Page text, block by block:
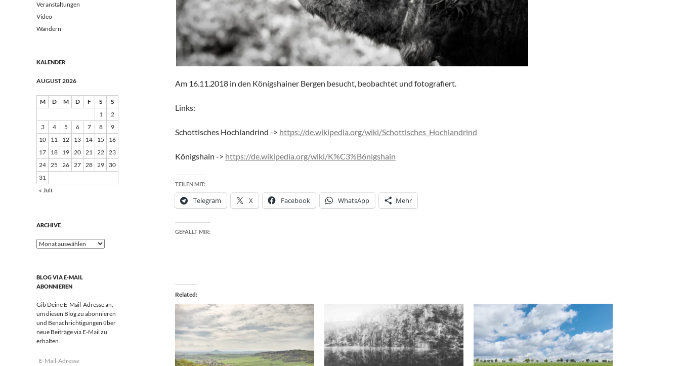
Am 16.11.2018 in den Königshainer Bergen besucht, beobachtet und fotografiert.
Links:
Schottisches Hochlandrind -> https://de.wikipedia.org/wiki/Schottisches_Hochlandrind
Königshain -> https://de.wikipedia.org/wiki/K%C3%B6nigshain
TEILEN MIT:
Telegram X Facebook WhatsApp Mehr
GEFÄLLT MIR:
Related
Veranstaltungen
Video
Wandern
KALENDER
AUGUST 2026
M D M D F S
S
1
2
3
4 5 6 7 8
9
10
11 12 13 14 15
16
17
18 19 20 21 22 23
24 25 26 27 28 29
30
31
« Juli
ARCHIVE
Archive
BLOG VIA E-MAIL
ABONNIEREN
Gib Deine E-Mail-Adresse an,
um diesen Blog zu abonnieren
und Benachrichtigungen über
neue Beiträge via E-Mail zu
erhalten.
E-